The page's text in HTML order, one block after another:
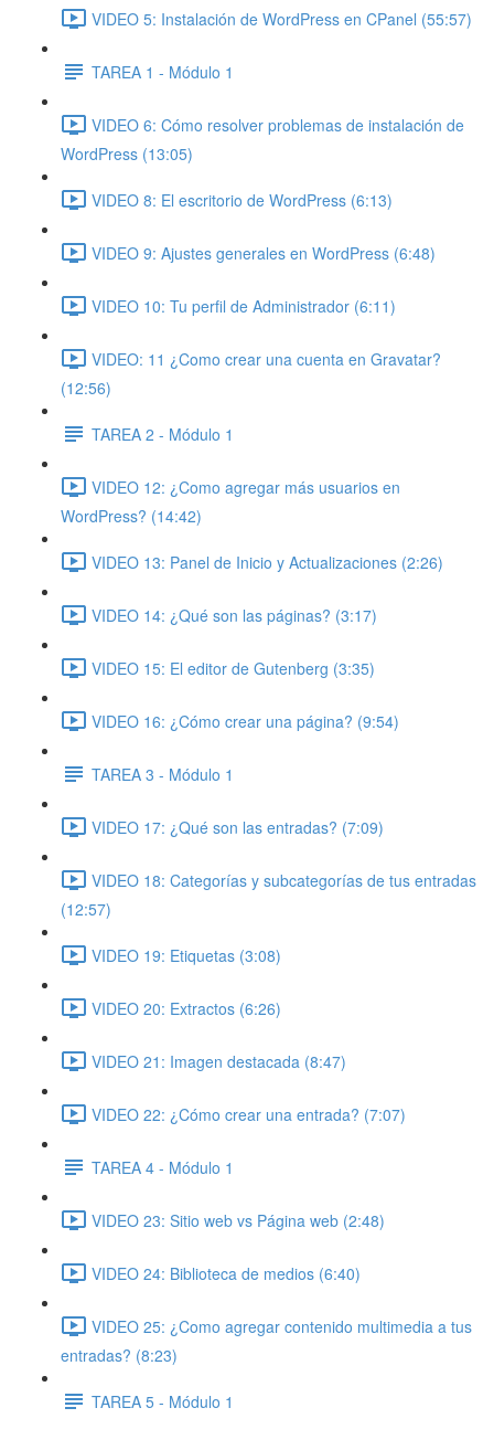
VIDEO 5: Instalación de WordPress en CPanel (55:57)
TAREA 1 - Módulo 1
VIDEO 6: Cómo resolver problemas de instalación de
WordPress (13:05)
VIDEO 8: El escritorio de WordPress (6:13)
VIDEO 9: Ajustes generales en WordPress (6:48)
VIDEO 10: Tu perfil de Administrador (6:11)
VIDEO: 11 ¿Como crear una cuenta en Gravatar?
(12:56)
TAREA 2 - Módulo 1
VIDEO 12: ¿Como agregar más usuarios en
WordPress? (14:42)
VIDEO 13: Panel de Inicio y Actualizaciones (2:26)
VIDEO 14: ¿Qué son las páginas? (3:17)
VIDEO 15: El editor de Gutenberg (3:35)
VIDEO 16: ¿Cómo crear una página? (9:54)
TAREA 3 - Módulo 1
VIDEO 17: ¿Qué son las entradas? (7:09)
VIDEO 18: Categorías y subcategorías de tus entradas
(12:57)
VIDEO 19: Etiquetas (3:08)
VIDEO 20: Extractos (6:26)
VIDEO 21: Imagen destacada (8:47)
VIDEO 22: ¿Cómo crear una entrada? (7:07)
TAREA 4 - Módulo 1
VIDEO 23: Sitio web vs Página web (2:48)
VIDEO 24: Biblioteca de medios (6:40)
VIDEO 25: ¿Como agregar contenido multimedia a tus
entradas? (8:23)
TAREA 5 - Módulo 1